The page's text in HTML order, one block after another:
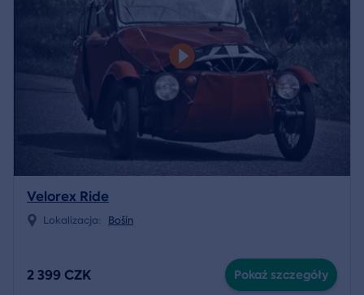
Velorex Ride
Lokalizacja: Bošín
2 399 CZK Pokaż szczegóły